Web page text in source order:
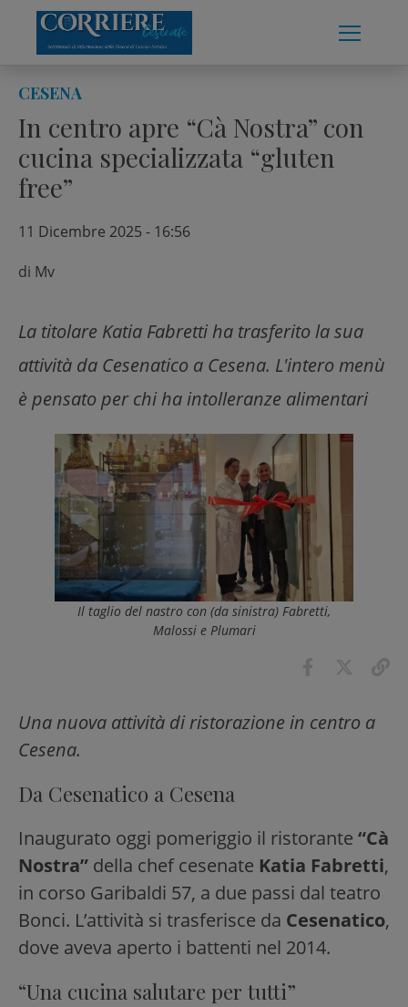
content
CESENA
In centro apre “Cà Nostra” con
cucina specializzata “gluten
free”
11 Dicembre 2025 - 16:56
di Mv
La titolare Katia Fabretti ha trasferito la sua
attività da Cesenatico a Cesena. L'intero menù
è pensato per chi ha intolleranze alimentari
Il taglio del nastro con (da sinistra) Fabretti,
Malossi e Plumari
Una nuova attività di ristorazione in centro a
Cesena.
Da Cesenatico a Cesena
Inaugurato oggi pomeriggio il ristorante “Cà
Nostra” della chef cesenate Katia Fabretti,
in corso Garibaldi 57, a due passi dal teatro
Bonci. L’attività si trasferisce da Cesenatico,
dove aveva aperto i battenti nel 2014.
“Una cucina salutare per tutti”